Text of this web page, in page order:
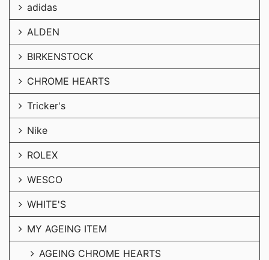
adidas
ALDEN
BIRKENSTOCK
CHROME HEARTS
Tricker's
Nike
ROLEX
WESCO
WHITE'S
MY AGEING ITEM
AGEING CHROME HEARTS